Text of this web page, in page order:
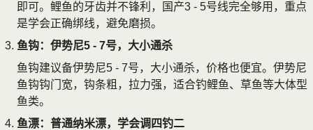
即可。鲤鱼的牙齿并不锋利，国产3 - 5号线完全够用，重点
是学会正确绑线，避免磨损。
鱼钩：伊势尼5 - 7号，大小通杀
鱼钩建议备伊势尼5 - 7号，大小通杀，价格也便宜。伊势尼
鱼钩钩门宽，钩条粗，拉力强，适合钓鲤鱼、草鱼等大体型
鱼类。
鱼漂：普通纳米漂，学会调四钓二